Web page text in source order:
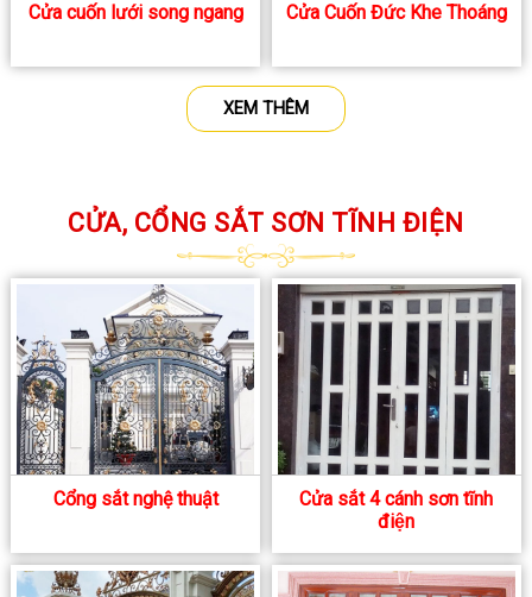
Cửa cuốn lưới song ngang Cửa Cuốn Đức Khe Thoáng
XEM THÊM
CỬA, CỔNG SẮT SƠN TĨNH ĐIỆN
Cổng sắt nghệ thuật
Cửa sắt 4 cánh sơn tĩnh
điện